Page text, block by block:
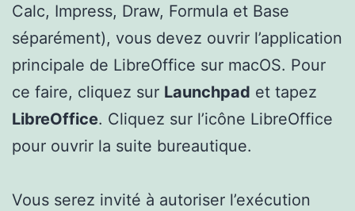
Calc, Impress, Draw, Formula et Base
séparément), vous devez ouvrir l’application
principale de LibreOffice sur macOS. Pour
ce faire, cliquez sur Launchpad et tapez
LibreOffice. Cliquez sur l’icône LibreOffice
pour ouvrir la suite bureautique.
Vous serez invité à autoriser l’exécution